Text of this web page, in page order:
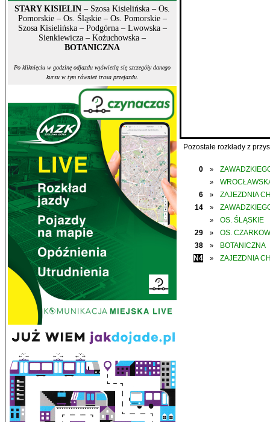
STARY KISIELIN – Szosa Kisielińska – Os.
Pomorskie – Os. Śląskie – Os. Pomorskie –
Szosa Kisielińska – Podgórna – Lwowska –
Sienkiewicza – Kożuchowska –
BOTANICZNA
Po kliknięciu w godzinę odjazdu wyświetlą się szczegóły danego
kursu w tym również trasa przejazdu.
Pozostałe rozkłady z
0 »
»
6
»
ZAJEZDNIA
14
»
»
OS. ŚLĄSKIE
29
»
OS.
38
»
BOTANICZNA
N4
» ZAJEZDNIA